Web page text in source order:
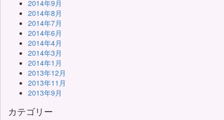
2014年9月
2014年8月
2014年7月
2014年6月
2014年4月
2014年3月
2014年1月
2013年12月
2013年11月
2013年9月
カテゴリー